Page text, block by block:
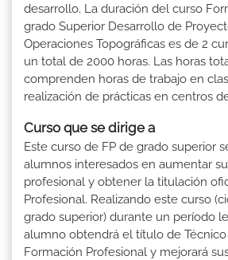
desarrollo. La duración del curso
grado Superior Desarrollo de
Operaciones Topográficas es de 2
un total de 2000 horas. Las horas
comprenden horas de trabajo en
realización de prácticas en centros
Curso que se dirige a
Este curso de FP de grado superior
alumnos interesados en aumentar
profesional y obtener la titulación
Profesional. Realizando este curso
grado superior) durante un período
alumno obtendrá el título de
Formación Profesional y mejorará